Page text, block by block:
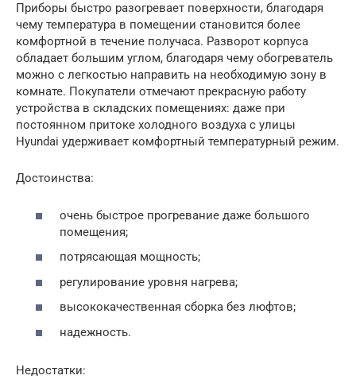
Приборы быстро разогревает поверхности, благодаря
чему температура в помещении становится более
комфортной в течение получаса. Разворот корпуса
обладает большим углом, благодаря чему обогреватель
можно с легкостью направить на необходимую зону в
комнате. Покупатели отмечают прекрасную работу
устройства в складских помещениях: даже при
постоянном притоке холодного воздуха с улицы
Hyundai удерживает комфортный температурный режим.
Достоинства:
очень быстрое прогревание даже большого
помещения;
потрясающая мощность;
регулирование уровня нагрева;
высококачественная сборка без люфтов;
надежность.
Недостатки: